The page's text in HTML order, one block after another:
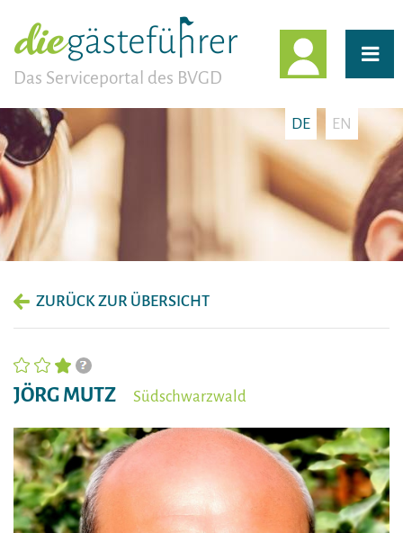
Das Serviceportal des BVGD
DE EN
ZURÜCK ZUR ÜBERSICHT
JÖRG MUTZ Südschwarzwald